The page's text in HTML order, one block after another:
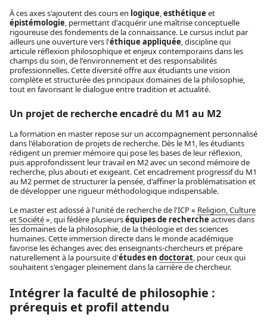
À ces axes s'ajoutent des cours en logique,esthétique et
épistémologie, permettant d'acquérir une maîtrise conceptuelle
rigoureuse des fondements de la connaissance. Le cursus inclut par
ailleurs une ouverture vers l'éthique appliquée, discipline qui
articule réflexion philosophique et enjeux contemporains dans les
champs du soin, de l'environnement et des responsabilités
professionnelles. Cette diversité offre aux étudiants une vision
complète et structurée des principaux domaines de la philosophie,
tout en favorisant le dialogue entre tradition et actualité.
Un projet de recherche encadré du M1 au M2
La formation en master repose sur un accompagnement personnalisé
dans l'élaboration de projets de recherche. Dès le M1, les étudiants
rédigent un premier mémoire qui pose les bases de leur réflexion,
puis approfondissent leur travail en M2 avec un second mémoire de
recherche, plus abouti et exigeant. Cet encadrement progressif du M1
au M2 permet de structurer la pensée, d'affiner la problématisation et
de développer une rigueur méthodologique indispensable.
Le master est adossé à l'unité de recherche de l'ICP « Religion, Culture
et Société», qui fédère plusieurséquipes de recherche actives dans
les domaines de la philosophie, de la théologie et des sciences
humaines. Cette immersion directe dans le monde académique
favorise les échanges avec des enseignants-chercheurs et prépare
naturellement à la poursuite d'études en doctorat, pour ceux qui
souhaitent s'engager pleinement dans la carrière de chercheur.
Intégrer la faculté de philosophie :
prérequis et profil attendu